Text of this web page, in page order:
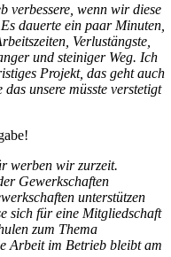
verbessere, wenn wir diese
dauerte ein paar Minuten,
Verlustängste,
und steiniger Weg. Ich
Projekt, das geht auch
unsere müsste verstetigt
werben wir zurzeit.
Gewerkschaften
unterstützen
sich für eine Mitgliedschaft
zum Thema
Arbeit im Betrieb bleibt am